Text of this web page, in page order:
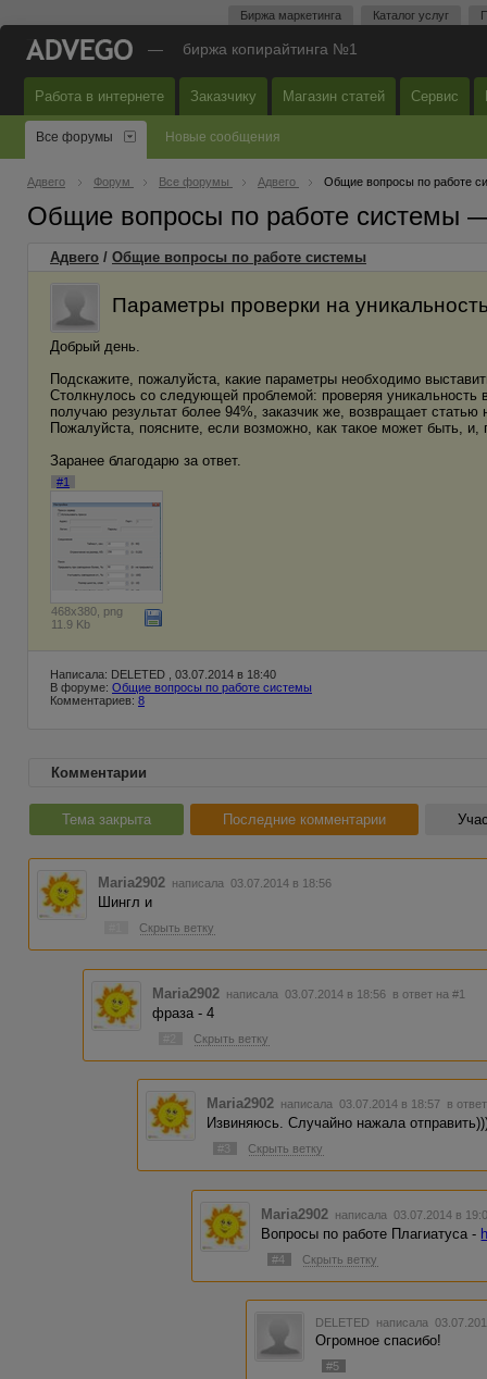
Биржа маркетинга Каталог услуг
— биржа копирайтинга №1
Работа в интернете Заказчику Магазин статей Сервис
Все форумы Новые сообщения
Адвего Форум Все форумы Адвего Общие вопросы по работе
Общие вопросы по работе системы
Адвего / Общие вопросы по работе системы
Параметры проверки на
Добрый день.
Подскажите, пожалуйста, какие параметры необходимо
Столкнулось со следующей проблемой: проверяя
получаю результат более 94%, заказчик же, возвращает статью
Пожалуйста, поясните, если возможно, как такое может быть,
Заранее благодарю за ответ.
#1
468x380, png
11.9 Kb
Написала: DELETED , 03.07.2014 в 18:40
В форуме: Общие вопросы по работе системы
Комментариев: 8
Комментарии
Тема закрыта Последние комментарии
Maria2902 написала 03.07.2014 в 18:56
Шингл и
Скрыть ветку
Maria2902 написала 03.07.2014 в 18:56 в ответ на #1
фраза - 4
Скрыть ветку
Maria2902 написала 03.07.2014 в 18:57 в
Извиняюсь. Случайно нажала
#3 Скрыть ветку
Maria2902 написала 03.07.2014 в
Вопросы по работе Плагиатуса -
#4 Скрыть ветку
DELETED написала
Огромное спасибо!
#5